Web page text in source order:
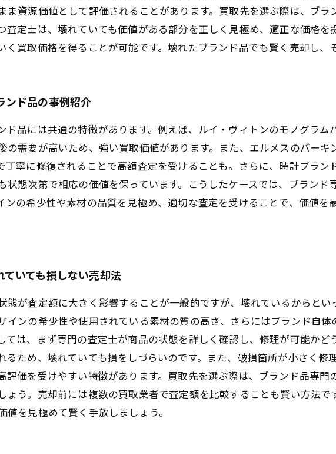
ま資源価値として評価されることがあります。買取先を選ぶ際は、ブ
査定士は、壊れていても価値がある部分を正しく見極め、適正な価格
買取価格を得ることが可能です。壊れたブランド品でも賢く売却し、
ンド品の事例紹介
ド品には共通の特徴があります。例えば、ルイ・ヴィトンのモノグラ
の需要が高いため、強い買取価値があります。また、エルメスのバー
丁寧に修復されることで高額査定を受けることも。さらに、時計ブラ
状態次第で相応の価値を保っています。こうしたケースでは、ブラン
ンの希少性や素材の品質を見極め、適切な査定を受けることで、価値
いても損しない売却法
態が査定額に大きく影響することが一般的ですが、壊れているからと
インの希少性や使用されている素材の質の高さ、さらにはブランド自
ては、まず専門の査定士が商品の状態を詳しく確認し、修理が可能か
るため、壊れていても損をしづらいのです。また、破損箇所が小さく修
評価を受けやすい特徴があります。買取先を選ぶ際は、ブランド品専
ょう。売却前には複数の買取業者で査定額を比較することも賢い方法で
を見極めて賢く手放しましょう。